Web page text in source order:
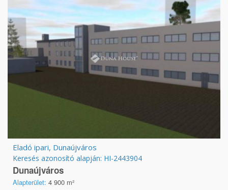
Eladó ipari, Dunaújváros
Keresés azonosító alapján: HI-2443904
Dunaújváros
Alapterület: 4 900 m²